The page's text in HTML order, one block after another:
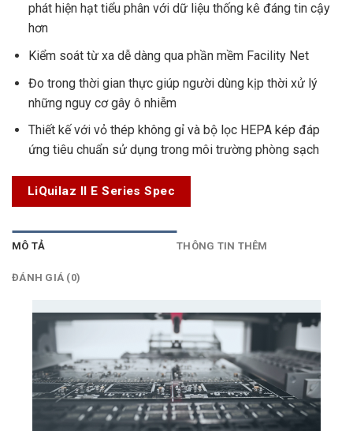
phát hiện hạt tiểu phân với dữ liệu thống kê đáng tin cậy
hơn
Kiểm soát từ xa dễ dàng qua phần mềm Facility Net
Đo trong thời gian thực giúp người dùng kịp thời xử lý
những nguy cơ gây ô nhiễm
Thiết kế với vỏ thép không gỉ và bộ lọc HEPA kép đáp
ứng tiêu chuẩn sử dụng trong môi trường phòng sạch
LiQuilaz II E Series Spec
MÔ TẢ THÔNG TIN THÊM
ĐÁNH GIÁ (0)